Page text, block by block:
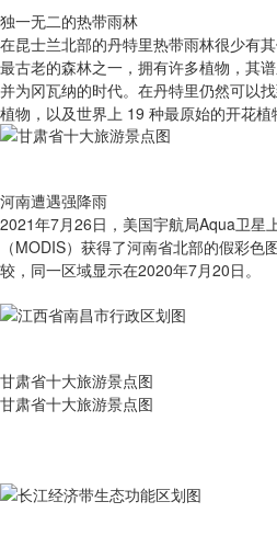
独一无二的热带雨林
在昆士兰北部的丹特里热带雨林很少有
最古老的森林之一，拥有许多植物，其
并为冈瓦纳的时代。在丹特里仍然可以
植物，以及世界上 19 种最原始的开花植
河南遭遇强降雨
2021年7月26日，美国宇航局Aqua卫星
（MODIS）获得了河南省北部的假彩
较，同一区域显示在2020年7月20日。
甘肃省十大旅游景点图
甘肃省十大旅游景点图